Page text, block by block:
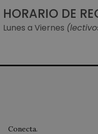
HORARIO DE
Lunes a Viernes
Conecta.